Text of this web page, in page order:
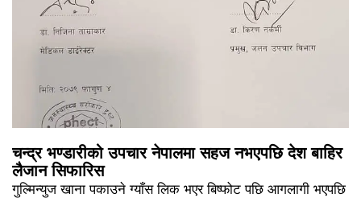
चन्द्र भण्डारीको उपचार नेपालमा सहज नभएपछि देश बाहिर
लैजान सिफारिस
गुल्मिन्युज खाना पकाउने ग्याँस लिक भएर बिष्फोट पछि आगलागी भएपछि